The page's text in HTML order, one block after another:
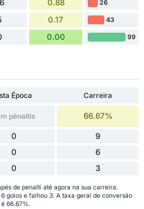
0.88 26
0.17 43
0.00 99
Época
Carreira
pênaltis 66.67%
0 9
0 6
0 3
de penalti até agora na sua carreira.
golos e falhou 3. A taxa geral de conversão
66.67%.